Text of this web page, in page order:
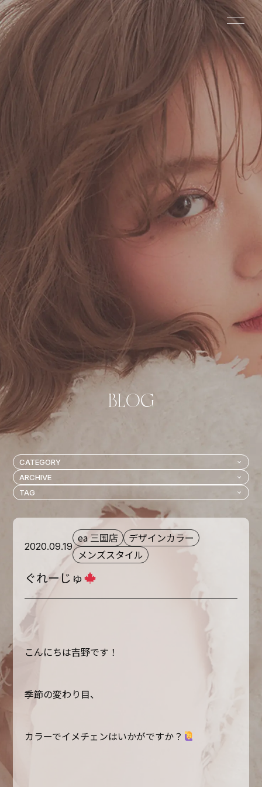
2020.09.19
ea 三国店
デザインカラー
メンズスタイル
ぐれーじゅ
こんにちは吉野です！
季節の変わり目、
カラーでイメチェンはいかがですか？